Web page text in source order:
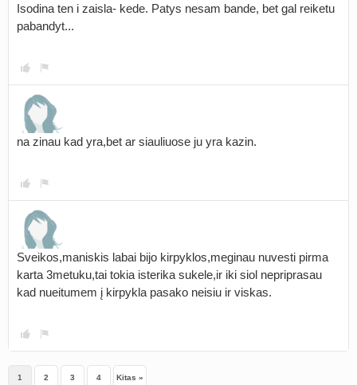
Isodina ten i zaisla- kede. Patys nesam bande, bet gal reiketu
pabandyt...
na zinau kad yra,bet ar siauliuose ju yra kazin.
Sveikos,maniskis labai bijo kirpyklos,meginau nuvesti pirma
karta 3metuku,tai tokia isterika sukele,ir iki siol nepriprasau
kad nueitumem į kirpykla pasako neisiu ir viskas.
1 2 3 4 Kitas »